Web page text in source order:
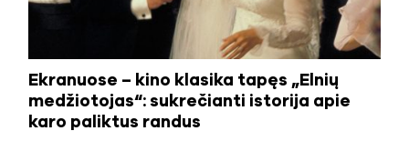
Ekranuose – kino klasika tapęs „Elnių
medžiotojas“: sukrečianti istorija apie
karo paliktus randus